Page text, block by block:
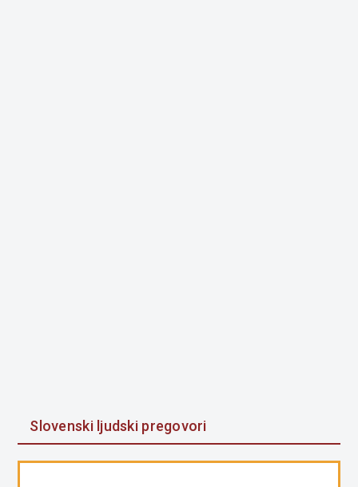
Slovenski ljudski pregovori